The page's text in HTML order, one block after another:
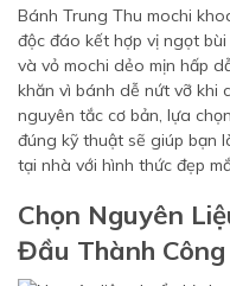
Bánh Trung Thu mochi
độc đáo kết hợp vị ngọt
và vỏ mochi dẻo mịn hấp
khăn vì bánh dễ nứt vỡ khi
nguyên tắc cơ bản, lựa
đúng kỹ thuật sẽ giúp bạn
tại nhà với hình thức đẹp
Chọn Nguyên
Đầu Thành Công